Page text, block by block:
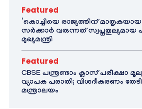
Featured
‘കൊച്ചിയെ രാജ്യത്തിന്
സർക്കാർ വരുന്നത് സ്വപ്നതുല്യമായ
മുഖ്യമന്ത്രി
Featured
CBSE പന്ത്രണ്ടാം ക്ലാസ് പരീക്ഷാ
വ്യാപക പരാതി; വിശദീകരണം തേടി
മന്ത്രാലയം